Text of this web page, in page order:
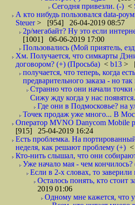
Сегодня привезли. (-) <
А кто нибудь пользовался data-
Steuer> [954] 26-04-2019 08:57
2р/мегабайт? Ну это если
[1001] 06-06-2019 17:00
Пользовались (Мой приятель,
Хм. Получается, что симкарты
договором? (+) (Просьба) < b13 >
получается, что теперь, когда
предварительного заказа - но
Странно что они начали
Сижу жду когда у нас
Где они в Подмосковье? на
Точек продаж уже много... В
Оператор MVNO Danycom Mobile
[915] 25-04-2019 16:24
Есть проблемка. На
неделя, как решают проблему (+) <
Кто-нить слышал, что они
Уже начало мая - чем кончилось?
Если в 2-х словах, то
Осталось понять, кто стоит
2019 01:06
Одному мне кажется, что